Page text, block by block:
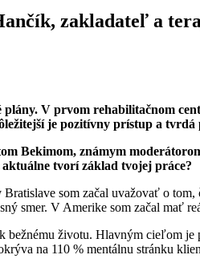
zakladateľ a
V prvom rehabilitačnom
je pozitívny prístup a tvrdá
Bekimom, známym
tvorí základ tvojej práce?
som začal uvažovať o
smer. V Amerike som začal mať
životu. Hlavným cieľom
na 110 % mentálnu stránku